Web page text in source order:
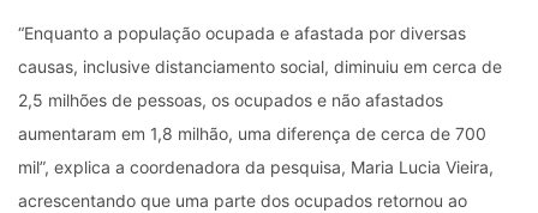
“Enquanto a população ocupada e afastada por diversas
causas, inclusive distanciamento social, diminuiu em cerca de
2,5 milhões de pessoas, os ocupados e não afastados
aumentaram em 1,8 milhão, uma diferença de cerca de 700
mil”, explica a coordenadora da pesquisa, Maria Lucia Vieira,
acrescentando que uma parte dos ocupados retornou ao